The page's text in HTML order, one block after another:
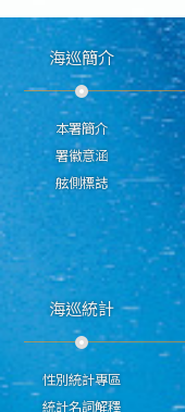
海巡簡介
本署簡介
署徽意涵
舷側標誌
海巡統計
性別統計專區
統計名詞解釋